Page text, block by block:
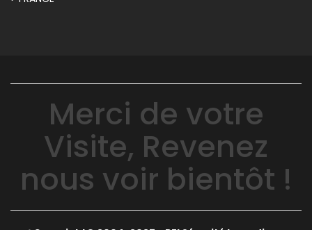
Merci de votre
Visite, Revenez
nous voir bientôt !